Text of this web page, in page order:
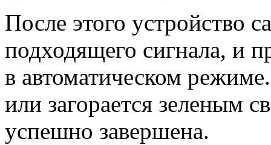
После этого устройство
подходящего сигнала, и
в автоматическом
или загорается зеленым
успешно завершена.